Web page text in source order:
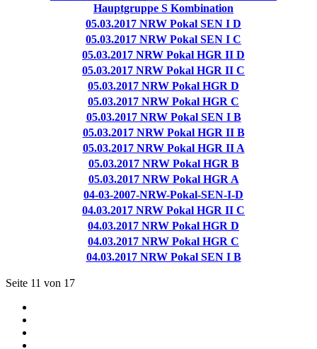
Hauptgruppe S Kombination
05.03.2017 NRW Pokal SEN I D
05.03.2017 NRW Pokal SEN I C
05.03.2017 NRW Pokal HGR II D
05.03.2017 NRW Pokal HGR II C
05.03.2017 NRW Pokal HGR D
05.03.2017 NRW Pokal HGR C
05.03.2017 NRW Pokal SEN I B
05.03.2017 NRW Pokal HGR II B
05.03.2017 NRW Pokal HGR II A
05.03.2017 NRW Pokal HGR B
05.03.2017 NRW Pokal HGR A
04-03-2007-NRW-Pokal-SEN-I-D
04.03.2017 NRW Pokal HGR II C
04.03.2017 NRW Pokal HGR D
04.03.2017 NRW Pokal HGR C
04.03.2017 NRW Pokal SEN I B
Seite 11 von 17